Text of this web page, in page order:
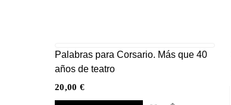
Palabras para Corsario. Más que 40
años de teatro
20,00 €